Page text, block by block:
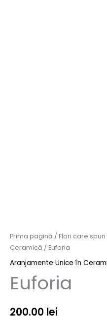
Prima pagină / Flori care
Ceramică / Euforia
Aranjamente Unice în
Euforia
200.00 lei